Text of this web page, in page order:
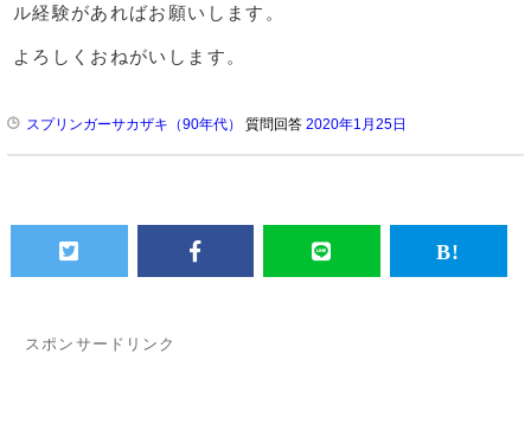
ル経験があればお願いします。
よろしくおねがいします。
スプリンガーサカザキ（90年代） 質問回答 2020年1月25日
スポンサードリンク